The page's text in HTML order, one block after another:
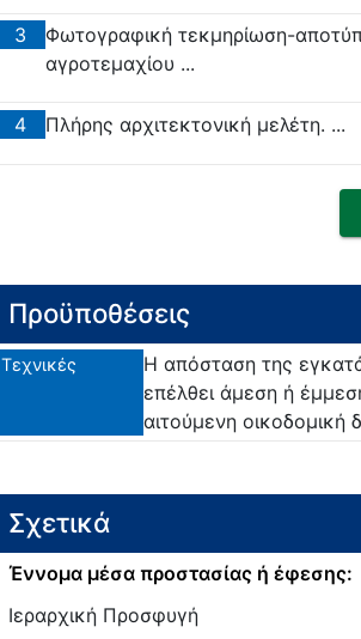
3
Φωτογραφική τεκμηρίωση-
αγροτεμαχίου ...
4 Πλήρης αρχιτεκτονική μελέτη. ...
Προϋποθέσεις
Τεχνικές
Η απόσταση της
επέλθει άμεση ή
αιτούμενη οικοδομική
Σχετικά
Έννομα μέσα προστασίας ή έφεσης:
Ιεραρχική Προσφυγή